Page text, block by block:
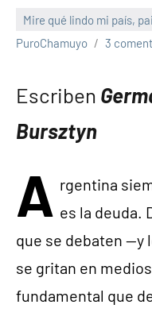
Mire qué lindo mi país,
PuroChamuyo
3
Escriben
Bursztyn
A rgentina
es la deuda.
que se debaten —y
se gritan en
fundamental que